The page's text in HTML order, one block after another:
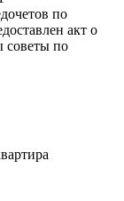
по
акт о
советы по